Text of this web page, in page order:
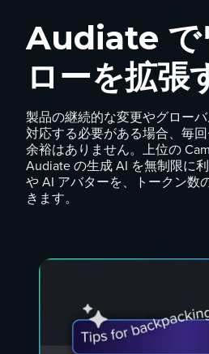
Audiate で
ローを拡張
製品の継続的な変更やグロー
対応する必要がある場合、毎
余裕はありません。上位の
Audiate の生成 AI を無制限に
や AI アバターを、トークン数
きます。